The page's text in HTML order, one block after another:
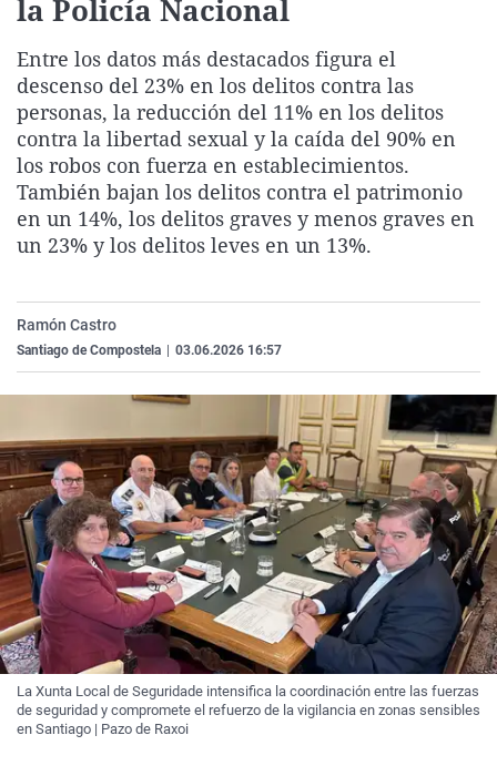
Gente viajera
Como el perro y el
Retornados
Equipo de
Operación Viuda
Galicia
La Rioja
Navarra
País Vasco
Televisión
Elecciones
la Policía Nacional
Entre los datos más destacados figura el
descenso del 23% en los delitos contra las
personas, la reducción del 11% en los delitos
contra la libertad sexual y la caída del 90% en
los robos con fuerza en establecimientos.
También bajan los delitos contra el patrimonio
en un 14%, los delitos graves y menos graves en
un 23% y los delitos leves en un 13%.
Ramón Castro
Santiago de Compostela 03.06.2026 16:57
La Xunta Local de Seguridade intensifica la coordinación entre las fuerzas
de seguridad y compromete el refuerzo de la vigilancia en zonas sensibles
en Santiago | Pazo de Raxoi